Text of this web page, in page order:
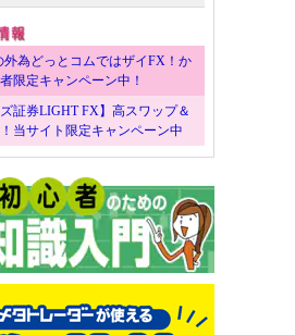
外為どっとコムではザイFX！か
限定キャンペーン中！
ズ証券LIGHT FX】高スワップ＆
当サイト限定キャンペーン中